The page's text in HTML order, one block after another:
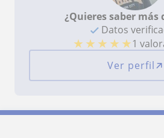
¿Quieres saber más
Datos
★ ★ ★ ★ ★1
Ver perfil